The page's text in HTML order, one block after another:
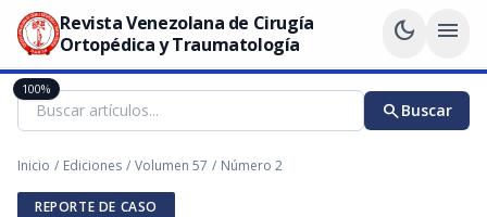
Revista Venezolana de Cirugía
Ortopédica y Traumatología
dark_mode menu
searchBuscar
Inicio / Ediciones / Volumen 57 / Número 2
REPORTE DE CASO
100%